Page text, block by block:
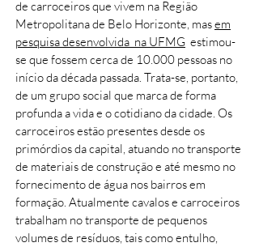
de carroceiros que vivem na Região
Metropolitana de Belo Horizonte, masem
pesquisa desenvolvida na UFMG estimou-
se que fossem cerca de 10.000 pessoas no
início da década passada. Trata-se, portanto,
de um grupo social que marca de forma
profunda a vida e o cotidiano da cidade. Os
carroceiros estão presentes desde os
primórdios da capital, atuando no transporte
de materiais de construção e até mesmo no
fornecimento de água nos bairros em
formação. Atualmente cavalos e carroceiros
trabalham no transporte de pequenos
volumes de resíduos, tais como entulho,